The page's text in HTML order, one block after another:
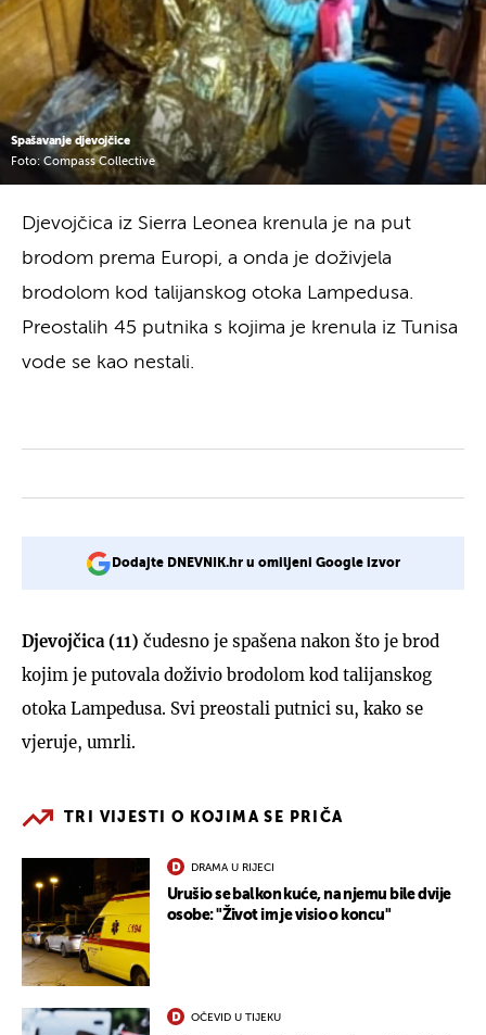
Spašavanje djevojčice
Foto: Compass Collective
Djevojčica iz Sierra Leonea krenula je na put
brodom prema Europi, a onda je doživjela
brodolom kod talijanskog otoka Lampedusa.
Preostalih 45 putnika s kojima je krenula iz Tunisa
vode se kao nestali.
Dodajte DNEVNIK.hr u omiljeni Google izvor
Djevojčica (11) čudesno je spašena nakon što je brod
kojim je putovala doživio brodolom kod talijanskog
otoka Lampedusa. Svi preostali putnici su, kako se
vjeruje, umrli.
TRI VIJESTI O KOJIMA SE PRIČA
DRAMA U RIJECI
Urušio se balkon kuće, na njemu bile dvije
osobe: "Život im je visio o koncu"
OČEVID U TIJEKU